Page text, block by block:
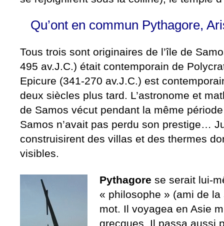
Qu’ont en commun Pythagore,
Tous trois sont originaires de l’île de
495 av.J.C.) était contemporain de
Epicure (341-270 av.J.C.) est
deux siècles plus tard. L’astronome et
de Samos vécut pendant la même
Samos n’avait pas perdu son prestige…
construisirent des villas et des thermes
visibles.
Pythagore se serait lui-
« philosophe » (ami de
mot. Il voyagea en Asie
grecques. Il passa aussi